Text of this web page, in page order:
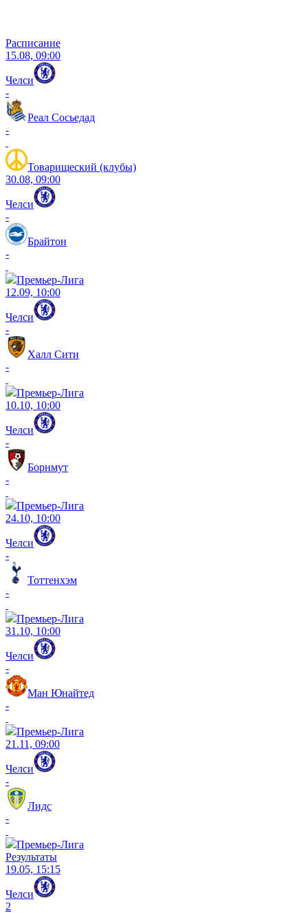
Расписание
15.08, 09:00
Челси
-
Реал Сосьедад
-
Товарищеский (клубы)
30.08, 09:00
Челси
-
Брайтон
-
Премьер-Лига
12.09, 10:00
Челси
-
Халл Сити
-
Премьер-Лига
10.10, 10:00
Челси
-
Борнмут
-
Премьер-Лига
24.10, 10:00
Челси
-
Тоттенхэм
-
Премьер-Лига
31.10, 10:00
Челси
-
Ман Юнайтед
-
Премьер-Лига
21.11, 09:00
Челси
-
Лидс
-
Премьер-Лига
Результаты
19.05, 15:15
Челси
2